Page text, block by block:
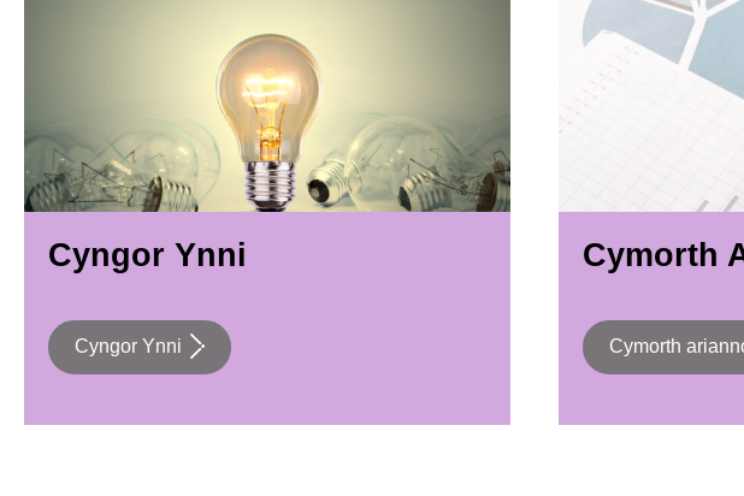
Cyngor Ynni
Cyngor Ynni
Cymorth
Cymorth